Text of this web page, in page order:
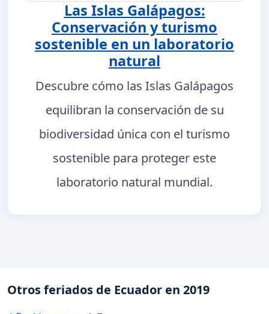
Las Islas Galápagos:
Conservación y turismo
sostenible en un laboratorio
natural
Descubre cómo las Islas Galápagos
equilibran la conservación de su
biodiversidad única con el turismo
sostenible para proteger este
laboratorio natural mundial.
Otros feriados de Ecuador en 2019